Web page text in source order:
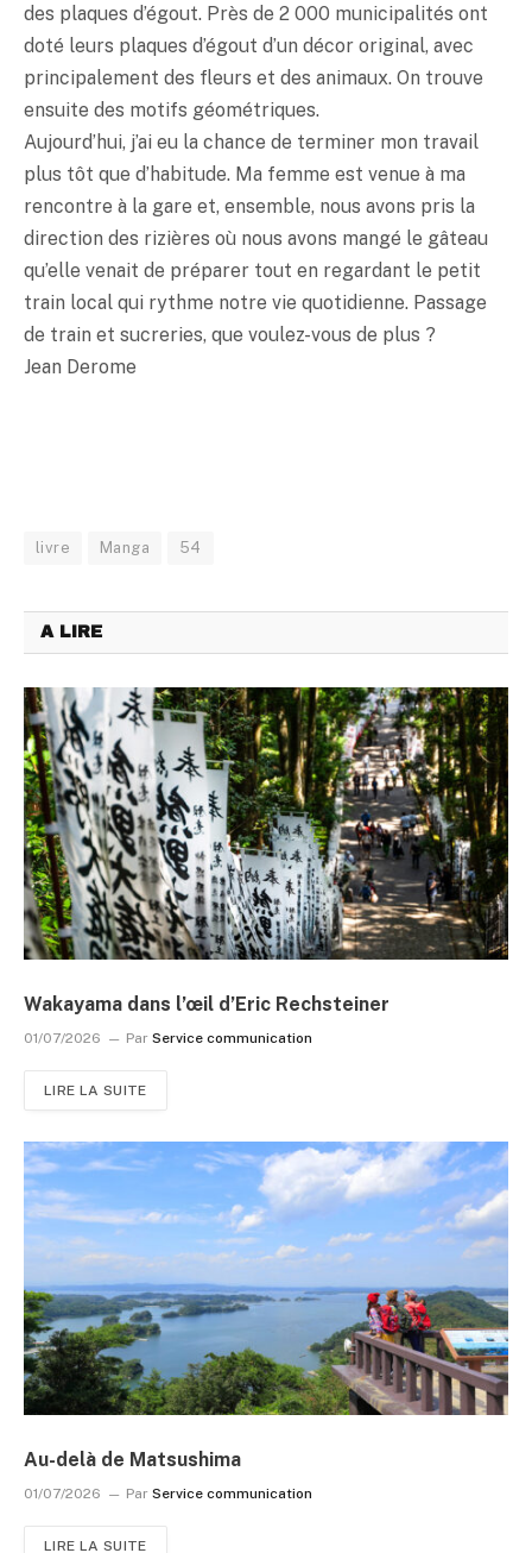
des plaques d’égout. Près de 2 000 municipalités ont
doté leurs plaques d’égout d’un décor original, avec
principalement des fleurs et des animaux. On trouve
ensuite des motifs géométriques.
Aujourd’hui, j’ai eu la chance de terminer mon travail
plus tôt que d’habitude. Ma femme est venue à ma
rencontre à la gare et, ensemble, nous avons pris la
direction des rizières où nous avons mangé le gâteau
qu’elle venait de préparer tout en regardant le petit
train local qui rythme notre vie quotidienne. Passage
de train et sucreries, que voulez-vous de plus ?
Jean Derome
livre Manga 54
A LIRE
Wakayama dans l’œil d’Eric Rechsteiner
01/07/2026 Par Service communication
LIRE LA SUITE
Au-delà de Matsushima
01/07/2026 Par Service communication
LIRE LA SUITE